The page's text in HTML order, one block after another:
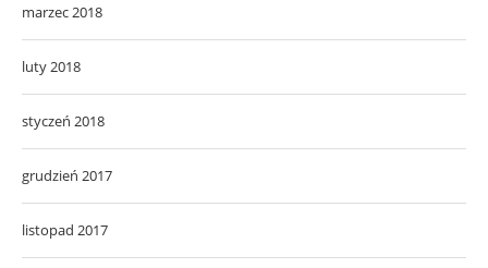
marzec 2018
luty 2018
styczeń 2018
grudzień 2017
listopad 2017